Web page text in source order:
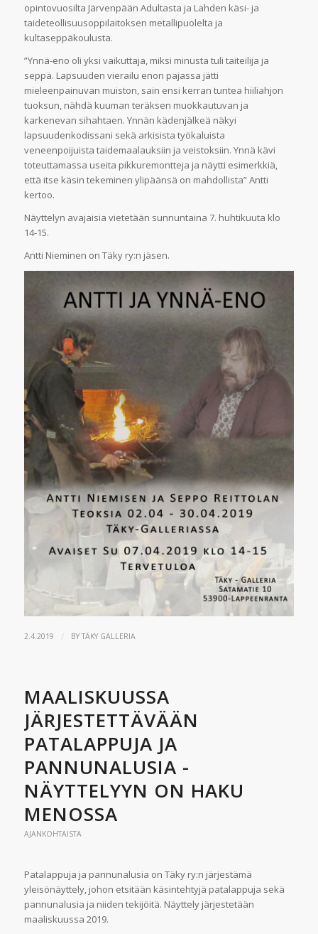
opintovuosilta Järvenpään Adultasta ja Lahden käsi- ja
taideteollisuusoppilaitoksen metallipuolelta ja
kultaseppäkoulusta.
”Ynnä-eno oli yksi vaikuttaja, miksi minusta tuli taiteilija ja
seppä. Lapsuuden vierailu enon pajassa jätti
mieleenpainuvan muiston, sain ensi kerran tuntea hiiliahjon
tuoksun, nähdä kuuman teräksen muokkautuvan ja
karkenevan sihahtaen. Ynnän kädenjälkeä näkyi
lapsuudenkodissani sekä arkisista työkaluista
veneenpoijuista taidemaalauksiin ja veistoksiin. Ynnä kävi
toteuttamassa useita pikkuremontteja ja näytti esimerkkiä,
että itse käsin tekeminen ylipäänsä on mahdollista” Antti
kertoo.
Näyttelyn avajaisia vietetään sunnuntaina 7. huhtikuuta klo
14-15.
Antti Nieminen on Täky ry:n jäsen.
2.4.2019 / BYTÄKY GALLERIA
MAALISKUUSSA
JÄRJESTETTÄVÄÄN
PATALAPPUJA JA
PANNUNALUSIA -
NÄYTTELYYN ON HAKU
MENOSSA
AJANKOHTAISTA
Patalappuja ja pannunalusia on Täky ry:n järjestämä
yleisönäyttely, johon etsitään käsintehtyjä patalappuja sekä
pannunalusia ja niiden tekijöitä. Näyttely järjestetään
maaliskuussa 2019.